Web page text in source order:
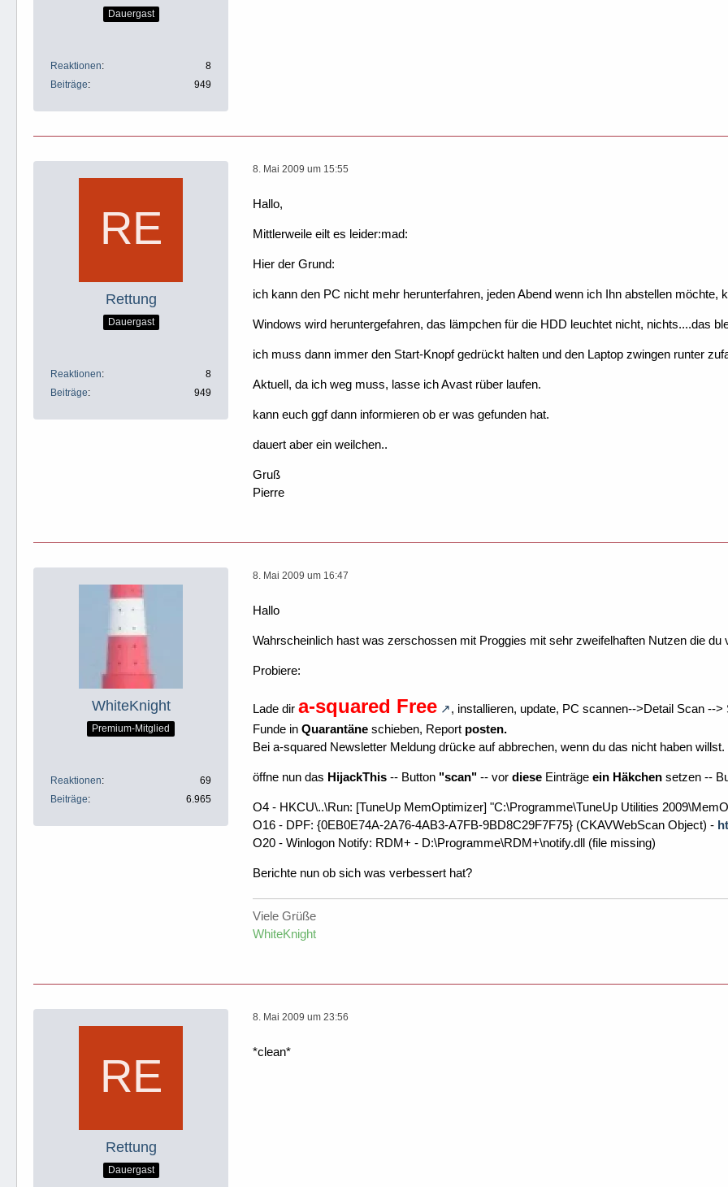
Dauergast
Reaktionen
8
Beiträge
949
Rettung
Dauergast
Reaktionen
8
Beiträge
949
8. Mai 2009 um 15:55
Hallo,
Mittlerweile eilt es leider:mad:
Hier der Grund:
ich kann den PC nicht mehr herunterfahren, jeden Abend wenn ich Ihn abstellen möchte,
Windows wird heruntergefahren, das lämpchen für die HDD leuchtet nicht, nichts....das
ich muss dann immer den Start-Knopf gedrückt halten und den Laptop zwingen runter
Aktuell, da ich weg muss, lasse ich Avast rüber laufen.
kann euch ggf dann informieren ob er was gefunden hat.
dauert aber ein weilchen..
Gruß
Pierre
WhiteKnight
Premium-Mitglied
Reaktionen
69
Beiträge
6.965
8. Mai 2009 um 16:47
Hallo
Wahrscheinlich hast was zerschossen mit Proggies mit sehr zweifelhaften Nutzen die du
Probiere:
Lade dir a-squared Free
, installieren, update, PC scannen-->Detail Scan -->
Funde in Quarantäne schieben, Report posten.
Bei a-squared Newsletter Meldung drücke auf abbrechen, wenn du das nicht haben willst.
öffne nun das HijackThis -- Button "scan" -- vor diese Einträge ein Häkchen setzen --
O4 - HKCU\..\Run: [TuneUp MemOptimizer] "C:\Programme\TuneUp Utilities
O16 - DPF: {0EB0E74A-2A76-4AB3-A7FB-9BD8C29F7F75} (CKAVWebScan Object) -
O20 - Winlogon Notify: RDM+ - D:\Programme\RDM+\notify.dll (file missing)
Berichte nun ob sich was verbessert hat?
Viele Grüße
WhiteKnight
Rettung
Dauergast
8. Mai 2009 um 23:56
*clean*